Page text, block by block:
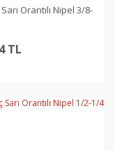
Orantılı Nipel 3/8-
TL